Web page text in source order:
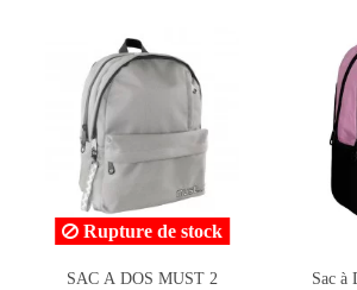
Sac à Dos Must Team 3